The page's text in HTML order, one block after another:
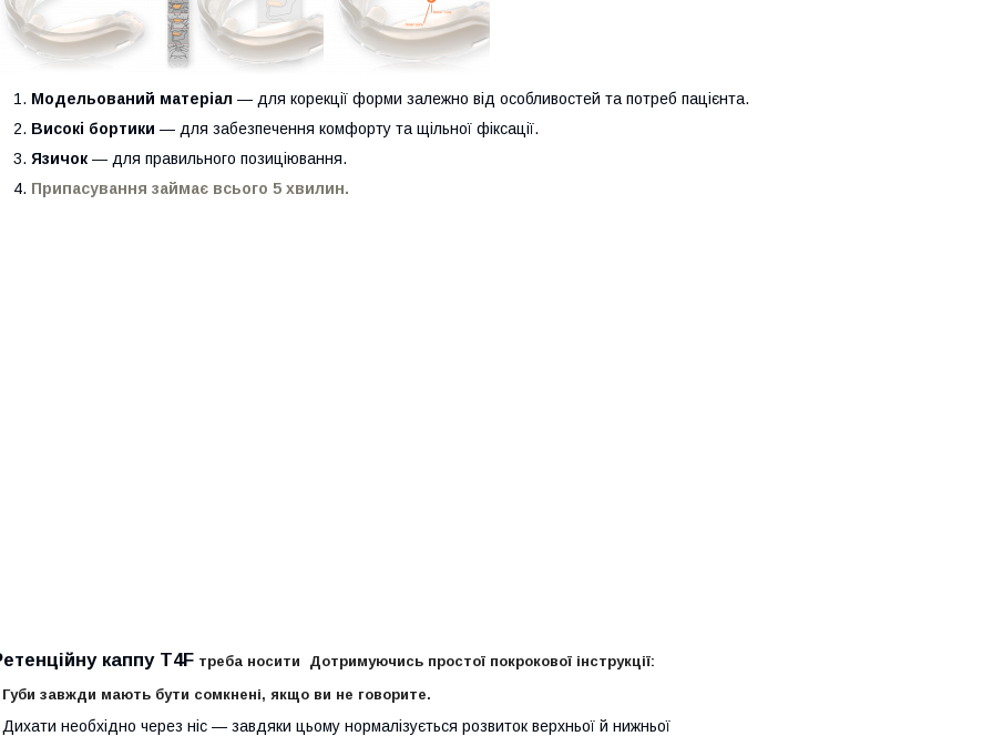
Модельований матеріал — для корекції форми залежно від особливостей та потреб пацієнта.
Високі бортики — для забезпечення комфорту та щільної фіксації.
Язичок ― для правильного позиціювання.
Припасування займає всього 5 хвилин.
каппу Т4F треба носити Дотримуючись простої покрокової інструкції:
Губи завжди мають бути сомкнені, якщо ви не говорите.
Дихати необхідно через ніс — завдяки цьому нормалізується розвиток верхньої й нижньої